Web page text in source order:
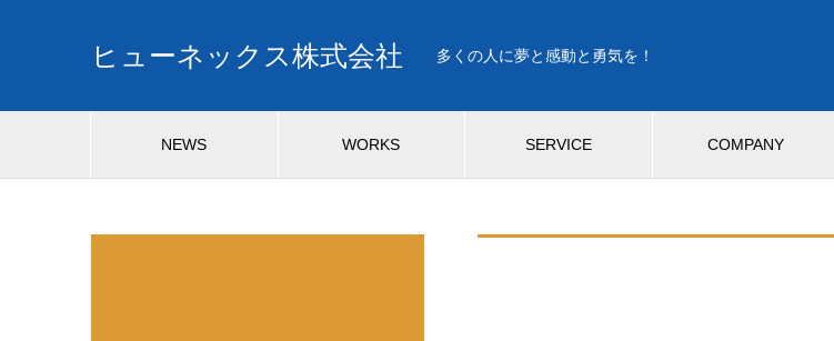
ヒューネックス株式会社 多くの人に夢と感動と勇気を！
NEWS WORKS SERVICE COMPANY